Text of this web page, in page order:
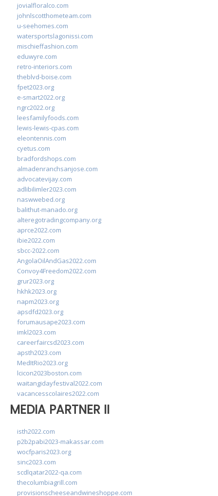
jovialfloralco.com
johnlscotthometeam.com
u-seehomes.com
watersportslagonissi.com
mischieffashion.com
eduwyre.com
retro-interiors.com
theblvd-boise.com
fpet2023.org
e-smart2022.org
ngrc2022.org
leesfamilyfoods.com
lewis-lewis-cpas.com
eleontennis.com
cyetus.com
bradfordshops.com
almadenranchsanjose.com
advocatevijay.com
adlibilimler2023.com
naswwebed.org
balithut-manado.org
alteregotradingcompany.org
aprce2022.com
ibie2022.com
sbcc-2022.com
AngolaOilAndGas2022.com
Convoy4Freedom2022.com
grur2023.org
hkhk2023.org
napm2023.org
apsdfd2023.org
forumausape2023.com
imkl2023.com
careerfaircsd2023.com
apsth2023.com
MedItRio2023.org
lcicon2023boston.com
waitangidayfestival2022.com
vacancesscolaires2022.com
MEDIA PARTNER II
isth2022.com
p2b2pabi2023-makassar.com
wocfparis2023.org
sinc2023.com
scdlqatar2022-qa.com
thecolumbiagrill.com
provisionscheeseandwineshoppe.com